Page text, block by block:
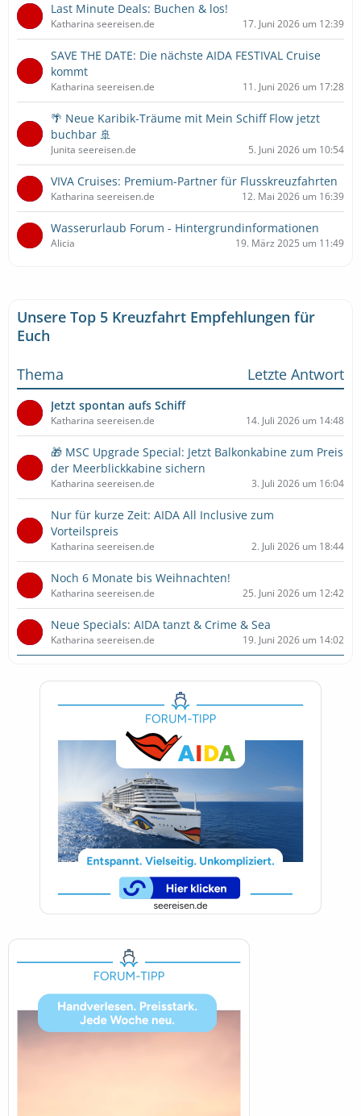
Last Minute Deals: Buchen & los!
Katharina seereisen.de 17. Juni 2026 um 12:39
SAVE THE DATE: Die nächste AIDA FESTIVAL Cruise
kommt
Katharina seereisen.de 11. Juni 2026 um 17:28
🌴 Neue Karibik-Träume mit Mein Schiff Flow jetzt
buchbar 🚢
Junita seereisen.de 5. Juni 2026 um 10:54
VIVA Cruises: Premium-Partner für Flusskreuzfahrten
Katharina seereisen.de 12. Mai 2026 um 16:39
Wasserurlaub Forum - Hintergrundinformationen
Alicia 19. März 2025 um 11:49
Unsere Top 5 Kreuzfahrt Empfehlungen für
Euch
Thema
Letzte Antwort
Jetzt spontan aufs Schiff
Katharina seereisen.de 14. Juli 2026 um 14:48
🎁 MSC Upgrade Special: Jetzt Balkonkabine zum Preis
der Meerblickkabine sichern
Katharina seereisen.de 3. Juli 2026 um 16:04
Nur für kurze Zeit: AIDA All Inclusive zum
Vorteilspreis
Katharina seereisen.de 2. Juli 2026 um 18:44
Noch 6 Monate bis Weihnachten!
Katharina seereisen.de 25. Juni 2026 um 12:42
Neue Specials: AIDA tanzt & Crime & Sea
Katharina seereisen.de 19. Juni 2026 um 14:02